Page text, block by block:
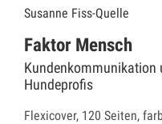
Susanne Fiss-Quelle
Faktor Mensch
Hundeprofis
Flexicover, 120 Seiten,